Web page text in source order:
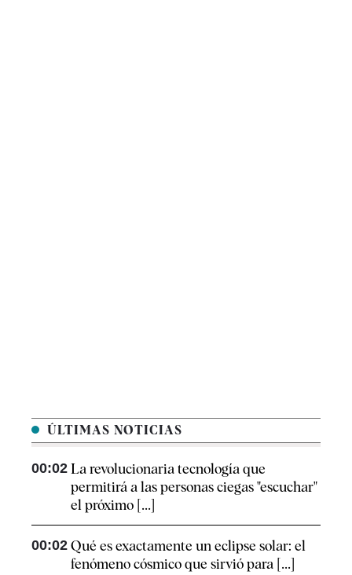
ÚLTIMAS NOTICIAS
00:02 La revolucionaria tecnología que
permitirá a las personas ciegas "escuchar"
el próximo [...]
00:02 Qué es exactamente un eclipse solar: el
fenómeno cósmico que sirvió para [...]